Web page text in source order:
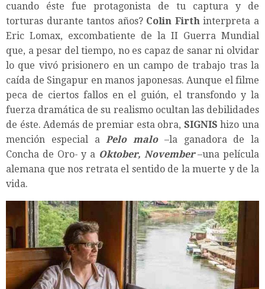
cuando éste fue protagonista de tu captura y de
torturas durante tantos años? Colin Firthinterpreta a
Eric Lomax, excombatiente de la II Guerra Mundial
que, a pesar del tiempo, no es capaz de sanar ni olvidar
lo que vivó prisionero en un campo de trabajo tras la
caída de Singapur en manos japonesas. Aunque el filme
peca de ciertos fallos en el guión, el transfondo y la
fuerza dramática de su realismo ocultan las debilidades
de éste. Además de premiar esta obra, SIGNIS hizo una
mención especial aPelo malo–la ganadora de la
Concha de Oro- y a Oktober, November–una película
alemana que nos retrata el sentido de la muerte y de la
vida.